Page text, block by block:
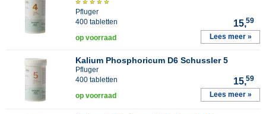
Pfluger
400 tabletten
15,59
op voorraad Lees meer »
Kalium Phosphoricum D6 Schussler 5
Pfluger
400 tabletten
15,59
op voorraad Lees meer »